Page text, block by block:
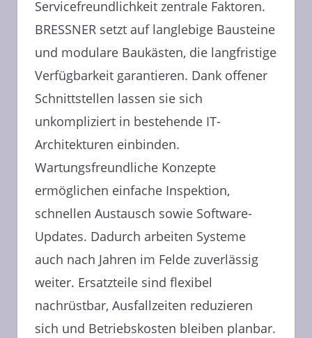
Servicefreundlichkeit zentrale Faktoren.
BRESSNER setzt auf langlebige Bausteine
und modulare Baukästen, die langfristige
Verfügbarkeit garantieren. Dank offener
Schnittstellen lassen sie sich
unkompliziert in bestehende IT-
Architekturen einbinden.
Wartungsfreundliche Konzepte
ermöglichen einfache Inspektion,
schnellen Austausch sowie Software-
Updates. Dadurch arbeiten Systeme
auch nach Jahren im Felde zuverlässig
weiter. Ersatzteile sind flexibel
nachrüstbar, Ausfallzeiten reduzieren
sich und Betriebskosten bleiben planbar.